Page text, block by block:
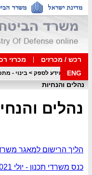
רכש / מכרזים מכרזי
ENG
דף בית> מידע לספק > בינוי -
נהלים והנחיות
נהלים
הליך הרישום למאגר משרדי
כנס משרדי תכנון - יולי 2021